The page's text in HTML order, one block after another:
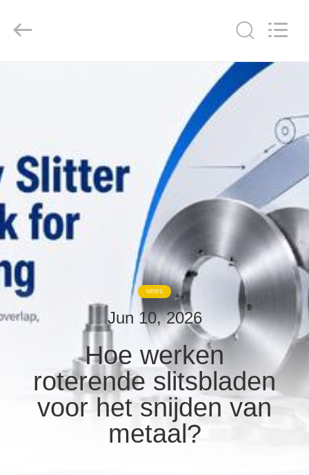
VIDEO'S
OVER
ONS
FABRIEKSTOCHT
KWALITEITSCONTROLE
NIEUWS
GEVALLEN
NEWS
Jun 10, 2026
Hoe werken
roterende slitsbladen
voor het snijden van
metaal?